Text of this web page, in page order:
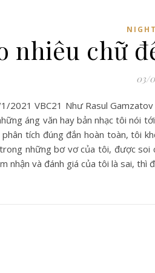
nhiêu chữ
03/
2021 VBC21 Như Rasul
áng văn hay bản nhạc tôi nói
tích đúng đắn hoàn toàn, tôi
những bơ vơ của tôi, được
nhận và đánh giá của tôi là sai, thì